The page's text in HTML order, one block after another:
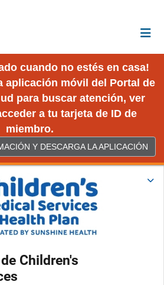
cuando no estés en casa!
aplicación móvil del Portal de
para buscar atención, ver
a tu tarjeta de ID de
miembro.
Y DESCARGA LA APLICACIÓN
Children's